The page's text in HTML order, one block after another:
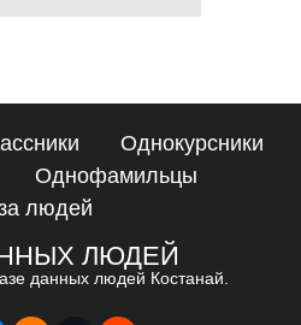
Однокурсники
Однофамильцы
людей
ЛЮДЕЙ
данных людей Костанай.